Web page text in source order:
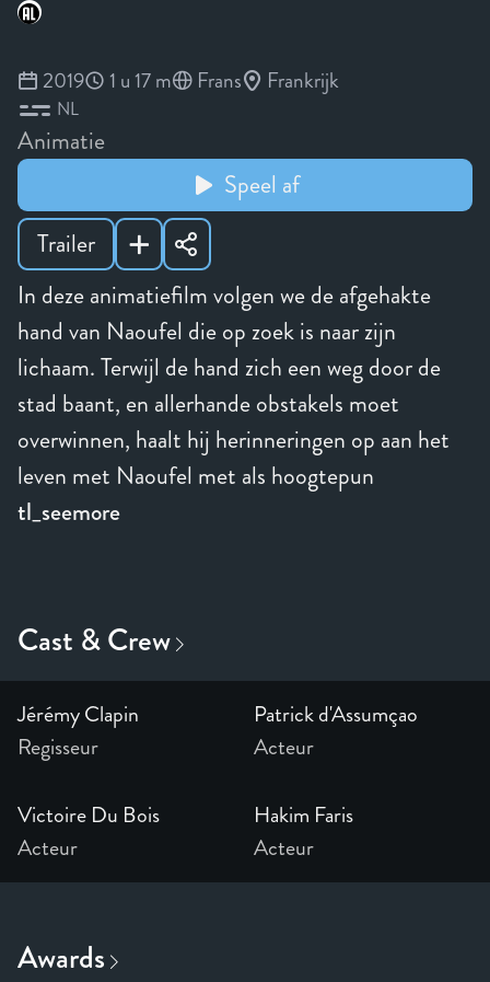
In deze animatiefilm volgen we de afgehakte
hand van Naoufel die op zoek is naar zijn
lichaam. Terwijl de hand zich een weg door de
stad baant, en allerhande obstakels moet
overwinnen, haalt hij herinneringen op aan het
leven met Naoufel met als hoogtepun
tl_seemore
2019 1 u 17 m Frans Frankrijk
NL
Animatie
Speel af
Trailer
Jérémy Clapin
Regisseur
Patrick d'Assumçao
Acteur
Victoire Du Bois
Acteur
Hakim Faris
Acteur